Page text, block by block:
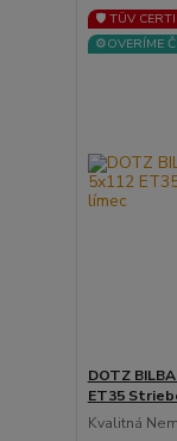
🛡️ TÜV
⚙️OVERÍME
DOTZ
ET35
Kvalitná